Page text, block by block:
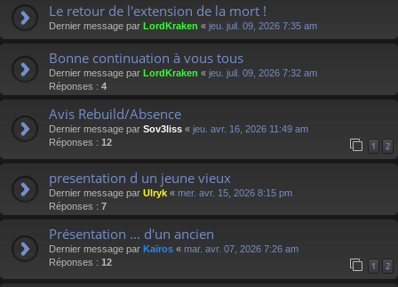
Le retour de l'extension de la mort !
Dernier message par LordKraken « jeu. juil. 09, 2026 7:35 am
Bonne continuation à vous tous
Dernier message par LordKraken « jeu. juil. 09, 2026 7:32 am
Réponses : 4
Avis Rebuild/Absence
Dernier message par Sov3liss « jeu. avr. 16, 2026 11:49 am
Réponses : 12 1 2
presentation d un jeune vieux
Dernier message par Ulryk « mer. avr. 15, 2026 8:15 pm
Réponses : 7
Présentation ... d'un ancien
Dernier message par Kaïros « mar. avr. 07, 2026 7:26 am
Réponses : 12 1 2